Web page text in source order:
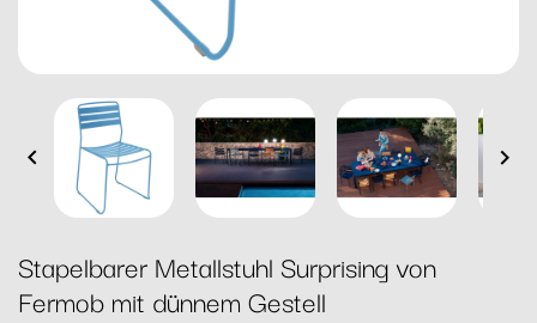
 
Stapelbarer Metallstuhl Surprising von
Fermob mit dünnem Gestell